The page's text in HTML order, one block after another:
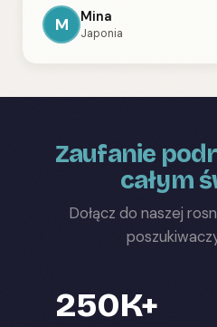
M Mina
Japonia
Zaufanie
całym
Dołącz do naszej
250K+